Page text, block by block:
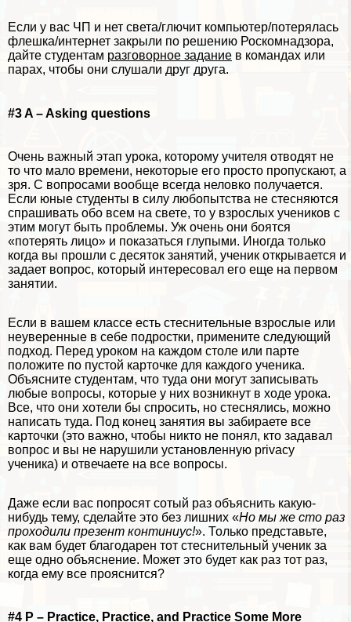
Если у вас ЧП и нет света/глючит компьютер/потерялась
флешка/интернет закрыли по решению Роскомнадзора,
дайте студентам разговорное задание в комaндах или
парах, чтобы они слушали друг друга.
#3 A – Asking questions
Очень важный этап урока, которому учителя отводят не
то что мало времени, некоторые его просто пропускают, а
зря. С вопросами вообще всегда неловко получается.
Если юные студенты в силу любопытства не стесняются
спрашивать обо всем на свете, то у взрослых учеников с
этим могут быть проблемы. Уж очень они боятся
«потерять лицо» и показаться глупыми. Иногда только
когда вы прошли с десяток занятий, ученик открывается и
задает вопрос, который интересовал его еще на первом
занятии.
Если в вашем классе есть стеснительные взрослые или
неуверенные в себе подростки, примените следующий
подход. Перед уроком на каждом столе или парте
положите по пустой карточке для каждого ученика.
Объясните студентам, что туда они могут записывать
любые вопросы, которые у них возникнут в ходе урока.
Все, что они хотели бы спросить, но стеснялись, можно
написать туда. Под конец занятия вы забираете все
карточки (это важно, чтобы никто не понял, кто задавал
вопрос и вы не нарушили установленную privacy
ученика) и отвечаете на все вопросы.
Даже если вас попросят сотый раз объяснить какую-
нибудь тему, сделайте это без лишних «Но мы же сто раз
проходили презент континиус!». Только представьте,
как вам будет благодарен тот стеснительный ученик за
еще одно объяснение. Может это будет как раз тот раз,
когда ему все прояснится?
#4 P – Practice, Practice, and Practice Some More